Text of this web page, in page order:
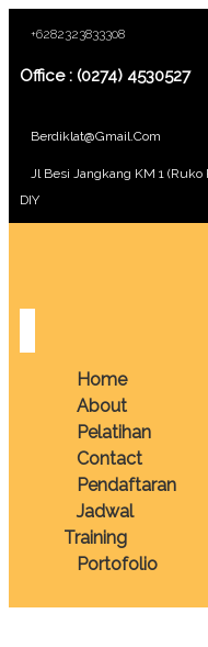
+6282323833308
Office : (0274) 4530527
Berdiklat@gmail.com
Jl Besi Jangkang KM 1
DIY
Home
About
Pelatihan
Contact
Pendaftaran
Jadwal
Training
Portofolio